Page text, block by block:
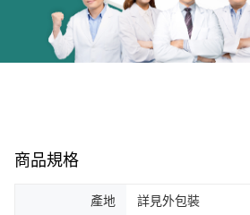
商品規格
產地 詳見外包裝